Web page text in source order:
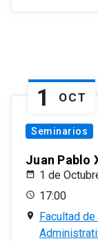
1 OCT
Seminarios
Juan Pablo
1 de
17:00
Facultad